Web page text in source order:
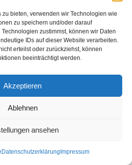
bieten, verwenden wir Technologien wie
zu speichern und/oder darauf
zustimmst, können wir Daten
IDs auf dieser Website verarbeiten.
erteilst oder zurückziehst, können
beeinträchtigt werden.
Akzeptieren
Ablehnen
ansehen
Datenschutzerklärung Impressum
Impressum
Gazetesi 1986 – 2026